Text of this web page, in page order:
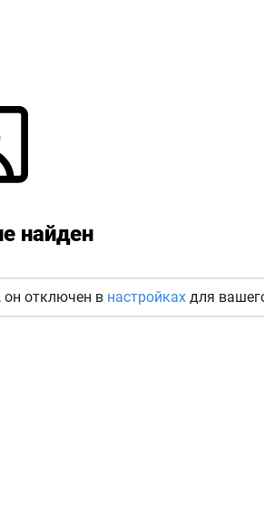
найден
он отключен в настройкахдля